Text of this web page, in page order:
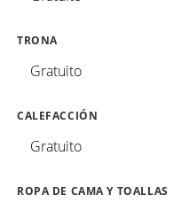
TRONA
Gratuito
CALEFACCIÓN
Gratuito
ROPA DE CAMA Y TOALLAS